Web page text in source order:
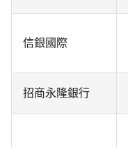
信銀國際
招商永隆銀行